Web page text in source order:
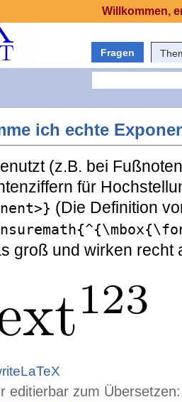
Fragen
ich echte
(z.B. bei
für
(Die Definition
groß und wirken recht
editierbar zum Übersetzen:
Willkommen,